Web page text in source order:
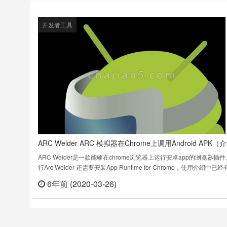
开发者工具
ARC Welder ARC 模拟器在Chrome上调用Android APK（
2020年最新使用方法）
ARC Welder是一款能够在chrome浏览器上运行安卓app的浏览器插件
行Arc Welder 还需要安装App Runtime for Chrome，使用介绍中已经
Package Android APKs for ARC (App Runtime for Chrom……
6年前 (2020-03-26)